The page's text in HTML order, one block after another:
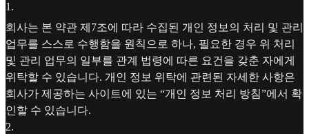
1 .
회사는 본 약관 제7조에 따라 수집된 개인 정보의 처리 및 관리
업무를 스스로 수행함을 원칙으로 하나, 필요한 경우 위 처리
및 관리 업무의 일부를 관계 법령에 따른 요건을 갖춘 자에게
위탁할 수 있습니다. 개인 정보 위탁에 관련된 자세한 사항은
회사가 제공하는 사이트에 있는 “개인 정보 처리 방침”에서 확
인할 수 있습니다.
2.